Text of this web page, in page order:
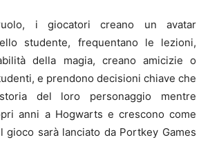
i giocatori creano un avatar
studente, frequentano le lezioni,
della magia, creano amicizie o
e prendono decisioni chiave che
del loro personaggio mentre
anni a Hogwarts e crescono come
gioco sarà lanciato da Portkey Games